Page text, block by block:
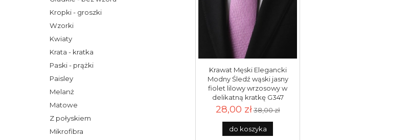
Kropki - groszki
Wzorki
Kwiaty
Krata - kratka
Paski - prążki
Paisley
Melanż
Matowe
Z połyskiem
Mikrofibra
Krawat Męski Elegancki
Modny Śledź wąski jasny
fiolet lilowy wrzosowy w
delikatną kratkę G347
28,00 zł38,00 zł
do koszyka